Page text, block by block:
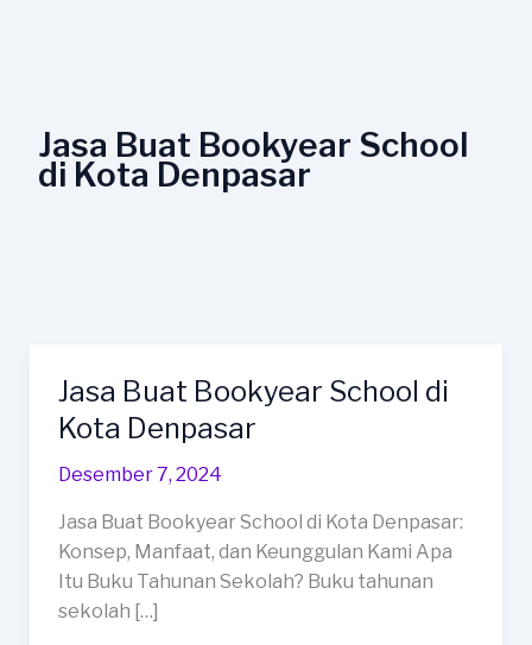
Jasa Buat Bookyear School
di Kota Denpasar
Jasa Buat Bookyear School di
Kota Denpasar
Desember 7, 2024
Jasa Buat Bookyear School di Kota Denpasar:
Konsep, Manfaat, dan Keunggulan Kami Apa
Itu Buku Tahunan Sekolah? Buku tahunan
sekolah […]
Jasa
Buat
Bookyear
School
Kota
Denpasar